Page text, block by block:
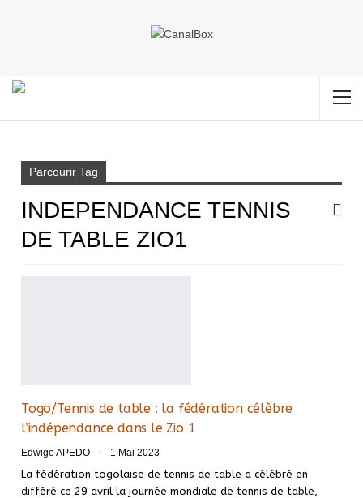
Parcourir Tag
INDEPENDANCE TENNIS
DE TABLE ZIO1
Togo/Tennis de table : la fédération célèbre
l’indépendance dans le Zio 1
Edwige APEDO 1 Mai 2023
La fédération togolaise de tennis de table a célébré en
différé ce 29 avril la journée mondiale de tennis de table,